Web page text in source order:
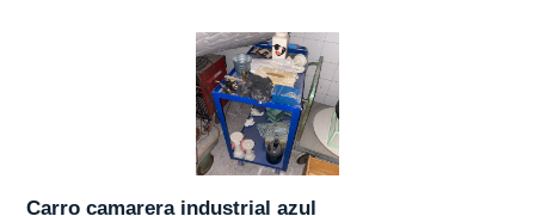
Carro camarera industrial azul